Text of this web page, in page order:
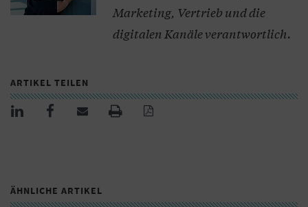
Marketing, Vertrieb und die
digitalen Kanäle verantwortlich.
ARTIKEL TEILEN
ÄHNLICHE ARTIKEL